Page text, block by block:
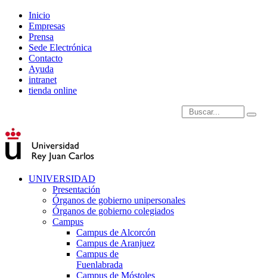
Inicio
Empresas
Prensa
Sede Electrónica
Contacto
Ayuda
intranet
tienda online
Introduce términos de
UNIVERSIDAD
Presentación
Órganos de gobierno unipersonales
Órganos de gobierno colegiados
Campus
Campus de Alcorcón
Campus de Aranjuez
Campus de
Fuenlabrada
Campus de Móstoles